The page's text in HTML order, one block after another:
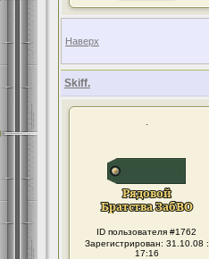
Наверх
Skiff.
.
ID пользователя #1762
Зарегистрирован: 31.10.08 :
17:16